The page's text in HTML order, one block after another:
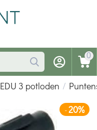
0
EDU 3 potloden /
-20%